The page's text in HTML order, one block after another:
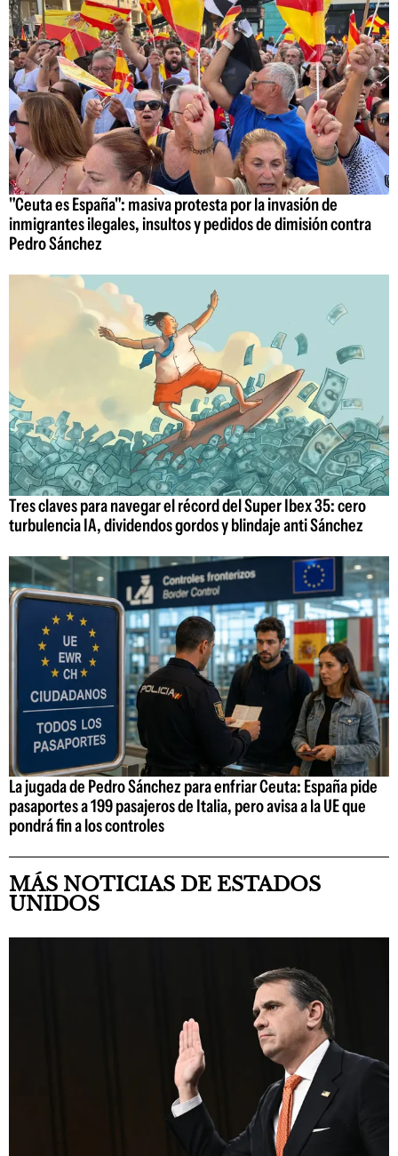
"Ceuta es España": masiva protesta por la invasión de
inmigrantes ilegales, insultos y pedidos de dimisión contra
Pedro Sánchez
Tres claves para navegar el récord del Super Ibex 35: cero
turbulencia IA, dividendos gordos y blindaje anti Sánchez
La jugada de Pedro Sánchez para enfriar Ceuta: España pide
pasaportes a 199 pasajeros de Italia, pero avisa a la UE que
pondrá fin a los controles
MÁS NOTICIAS DE ESTADOS
UNIDOS